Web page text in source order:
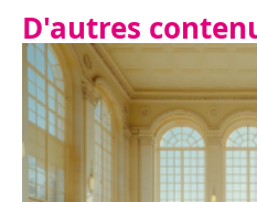
D'autres